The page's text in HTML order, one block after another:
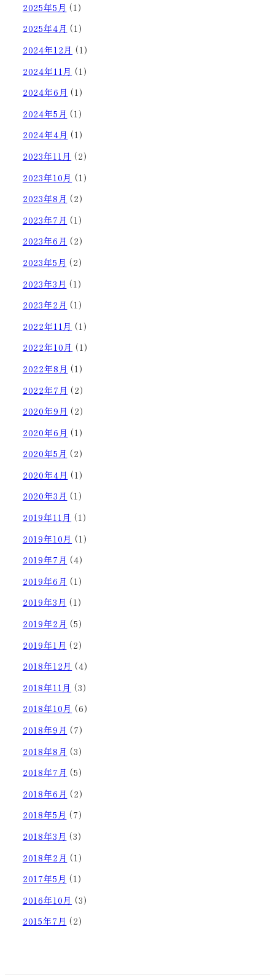
2025年5月 (1)
2025年4月 (1)
2024年12月 (1)
2024年11月 (1)
2024年6月 (1)
2024年5月 (1)
2024年4月 (1)
2023年11月 (2)
2023年10月 (1)
2023年8月 (2)
2023年7月 (1)
2023年6月 (2)
2023年5月 (2)
2023年3月 (1)
2023年2月 (1)
2022年11月 (1)
2022年10月 (1)
2022年8月 (1)
2022年7月 (2)
2020年9月 (2)
2020年6月 (1)
2020年5月 (2)
2020年4月 (1)
2020年3月 (1)
2019年11月 (1)
2019年10月 (1)
2019年7月 (4)
2019年6月 (1)
2019年3月 (1)
2019年2月 (5)
2019年1月 (2)
2018年12月 (4)
2018年11月 (3)
2018年10月 (6)
2018年9月 (7)
2018年8月 (3)
2018年7月 (5)
2018年6月 (2)
2018年5月 (7)
2018年3月 (3)
2018年2月 (1)
2017年5月 (1)
2016年10月 (3)
2015年7月 (2)